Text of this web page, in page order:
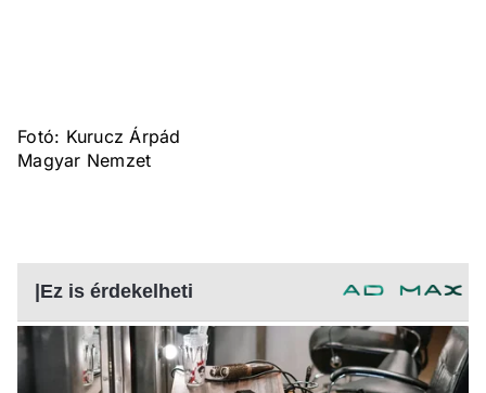
Fotó: Kurucz Árpád
Magyar Nemzet